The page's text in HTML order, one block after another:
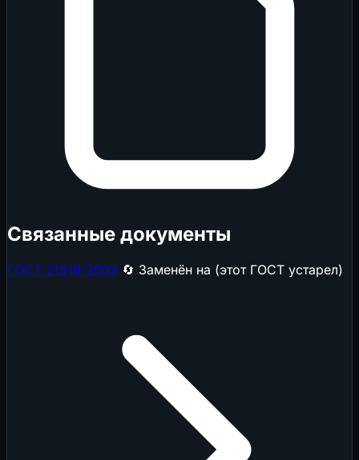
Связанные документы
ГОСТ 21519-2003 🔄 Заменён на (этот ГОСТ устарел)